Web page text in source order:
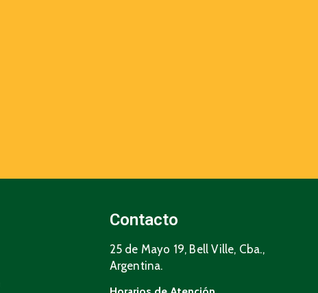
Contacto
25 de Mayo 19, Bell Ville, Cba.,
Argentina.